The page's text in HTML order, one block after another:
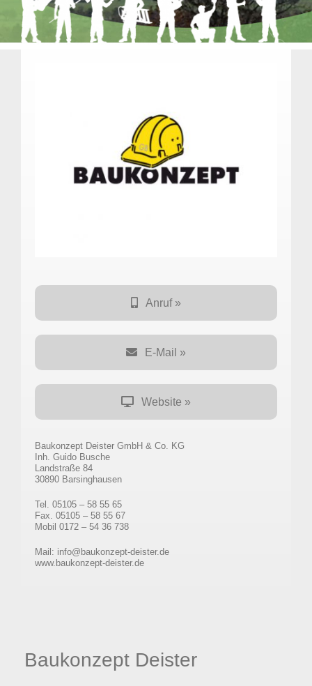
Anruf »
E-Mail »
Website »
Baukonzept Deister GmbH & Co. KG
Inh. Guido Busche
Landstraße 84
30890 Barsinghausen
Tel. 05105 – 58 55 65
Fax. 05105 – 58 55 67
Mobil 0172 – 54 36 738
Mail: info@baukonzept-deister.de
www.baukonzept-deister.de
Baukonzept Deister